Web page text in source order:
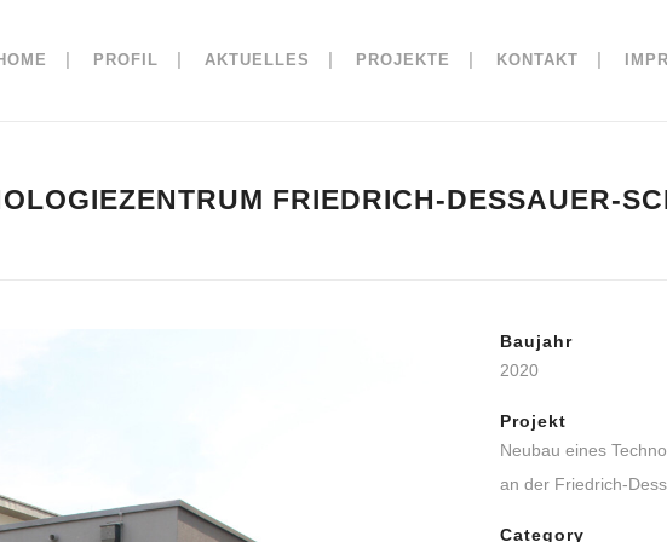
PROFIL AKTUELLES PROJEKTE KONTAKT
FRIEDRICH-DESSAUER-
Baujahr
2020
Projekt
Neubau eines
an der Friedrich-
Category